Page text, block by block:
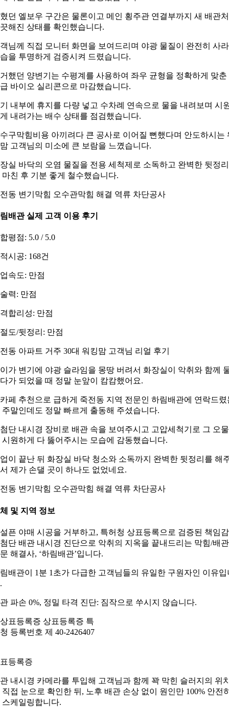
던 엘보우 구간은 물론이고 메인 횡주관 연결부까지 새 배관
해진 상태를 확인했습니다.
님께 직접 모니터 화면을 보여드리며 야광 물질이 완전히 사
을 투명하게 검증시켜 드렸습니다.
했던 양변기는 수평계를 사용하여 좌우 균형을 정확하게 맞춘
바이오 실리콘으로 마감했습니다.
내부에 휴지를 다량 넣고 수차례 연속으로 물을 내려보며 시
내려가는 배수 상태를 점검했습니다.
구막힘비용 아끼려다 큰 공사로 이어질 뻔했다며 안도하시는
고객님의 미소에 큰 보람을 느꼈습니다.
실 바닥의 오염 물질을 전용 세척제로 소독하고 완벽한 뒷정
마친 후 기분 좋게 철수했습니다.
동 변기막힘 오수관막힘 해결 역류 차단공사
배관 실제 고객 이용 후기
평점: 5.0 / 5.0
시공: 168건
속도: 만점
력: 만점
합리성: 만점
도/뒷정리: 만점
동 아파트 거주 30대 워킹맘 고객님 리얼 후기
가 변기에 야광 슬라임을 몽땅 버려서 화장실이 악취와 함께
가 되었을 때 정말 눈앞이 캄캄했어요.
페 추천으로 급하게 죽전동 지역 전문인 하림배관에 연락드렸
주말인데도 정말 빠르게 출동해 주셨습니다.
단 내시경 장비로 배관 속을 보여주시고 고압세척기로 그 오
시원하게 다 뚫어주시는 모습에 감동했습니다.
이 끝난 뒤 화장실 바닥 청소와 소독까지 완벽한 뒷정리를 해
제가 손댈 곳이 하나도 없었네요.
동 변기막힘 오수관막힘 해결 역류 차단공사
및 지역 정보
픈 야매 시공을 거부하고, 특허청 상표등록으로 검증된 책임
단 배관 내시경 진단으로 악취의 지옥을 끝내드리는 막힘/배관
해결사, ‘하림배관’입니다.
배관이 1분 1초가 다급한 고객님들의 유일한 구원자인 이유입
파손 0%, 정밀 타격 진단: 짐작으로 쑤시지 않습니다.
등록증
내시경 카메라를 투입해 고객님과 함께 꽉 막힌 슬러지의 위
직접 눈으로 확인한 뒤, 노후 배관 손상 없이 원인만 100% 안전
스케일링합니다.